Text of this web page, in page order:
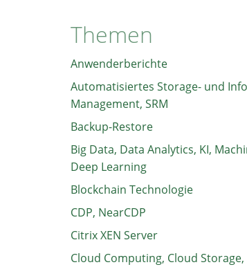
Themen
Anwenderberichte
Automatisiertes Storage- und
Management, SRM
Backup-Restore
Big Data, Data Analytics, KI,
Deep Learning
Blockchain Technologie
CDP, NearCDP
Citrix XEN Server
Cloud Computing, Cloud